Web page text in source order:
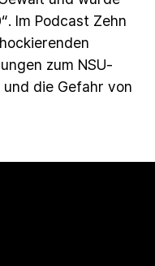
Im Podcast Zehn
zum NSU-
und die Gefahr von